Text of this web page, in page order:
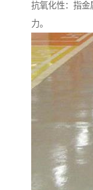
抗氧化性：指金
力。